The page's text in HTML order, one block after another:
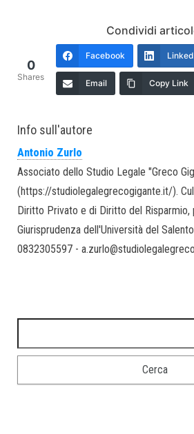
Condividi
0
Shares
Facebook
Email Copy Link
Info sull'autore
Antonio Zurlo
Associato dello Studio Legale "Greco
(https://studiolegalegrecogigante.it/).
Diritto Privato e di Diritto del Risparmio,
Giurisprudenza dell'Università del
0832305597 -